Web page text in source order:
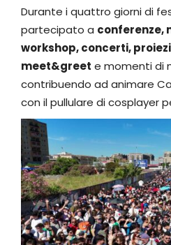
Durante i quattro giorni di
partecipato a conferenze,
workshop, concerti,
meet&greet e momenti di
contribuendo ad animare
con il pullulare di cosplayer